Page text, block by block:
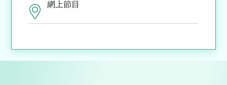
網上節目